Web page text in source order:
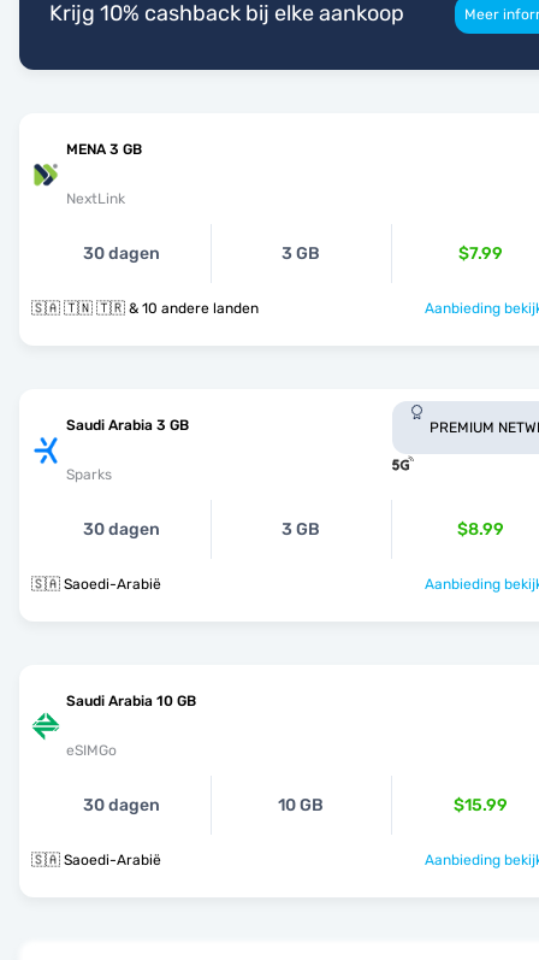
Krijg 10% cashback bij elke aankoop Meer
MENA 3 GB
NextLink
30 dagen 3 GB $7.99
🇸🇦 🇹🇳 🇹🇷 & 10 andere landen Aanbieding
Saudi Arabia 3 GB
Sparks
PREMIUM
30 dagen 3 GB $8.99
🇸🇦 Saoedi-Arabië Aanbieding
Saudi Arabia 10 GB
eSIMGo
30 dagen 10 GB $15.99
🇸🇦 Saoedi-Arabië Aanbieding